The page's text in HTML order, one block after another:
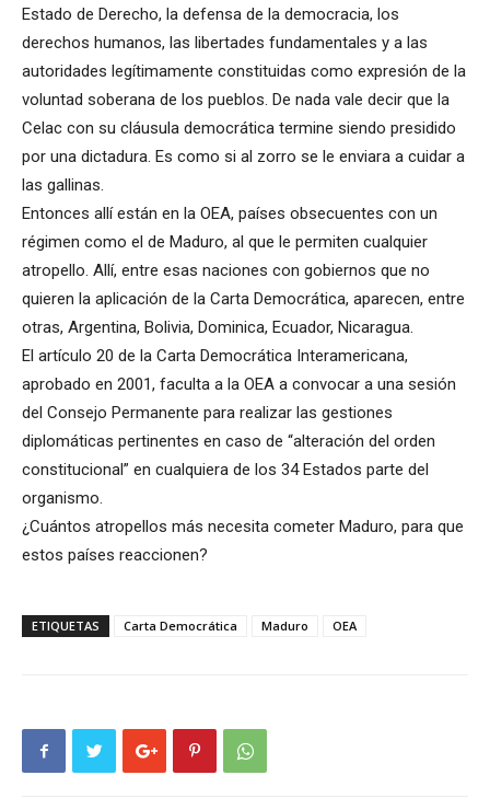
Estado de Derecho, la defensa de la democracia, los
derechos humanos, las libertades fundamentales y a las
autoridades legítimamente constituidas como expresión de la
voluntad soberana de los pueblos. De nada vale decir que la
Celac con su cláusula democrática termine siendo presidido
por una dictadura. Es como si al zorro se le enviara a cuidar a
las gallinas.
Entonces allí están en la OEA, países obsecuentes con un
régimen como el de Maduro, al que le permiten cualquier
atropello. Allí, entre esas naciones con gobiernos que no
quieren la aplicación de la Carta Democrática, aparecen, entre
otras, Argentina, Bolivia, Dominica, Ecuador, Nicaragua.
El artículo 20 de la Carta Democrática Interamericana,
aprobado en 2001, faculta a la OEA a convocar a una sesión
del Consejo Permanente para realizar las gestiones
diplomáticas pertinentes en caso de “alteración del orden
constitucional” en cualquiera de los 34 Estados parte del
organismo.
¿Cuántos atropellos más necesita cometer Maduro, para que
estos países reaccionen?
ETIQUETAS Carta Democrática Maduro OEA